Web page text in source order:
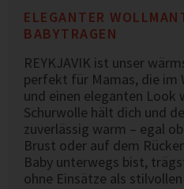
ELEGANTER
BABYTRAGEN
REYKJAVIK ist unser
perfekt für Mamas, die im
und einen eleganten Look
Schurwolle hält dich und
zuverlässig warm – egal
Brust oder auf dem
Baby unterwegs bist,
ohne Einsätze als